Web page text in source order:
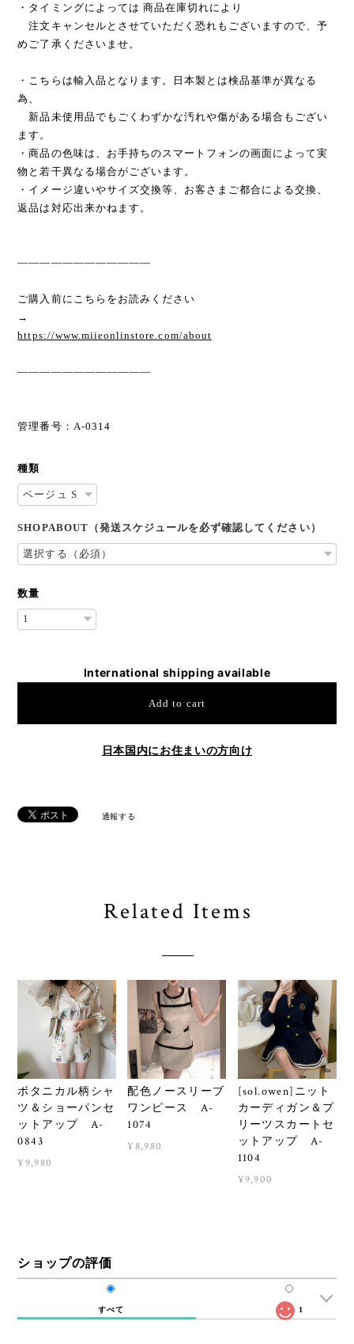
・タイミングによっては 商品在庫切れにより
注文キャンセルとさせていただく恐れもございますので、予
めご了承くださいませ。
・こちらは輸入品となります。日本製とは検品基準が異なる
為、
新品未使用品でもごくわずかな汚れや傷がある場合もござい
ます。
・商品の色味は、お手持ちのスマートフォンの画面によって実
物と若干異なる場合がございます。
・イメージ違いやサイズ交換等、お客さまご都合による交換、
返品は対応出来かねます。
————————————
ご購入前にこちらをお読みください
→
https://www.miieonlinstore.com/about
————————————
管理番号：A-0314
種類
SHOPABOUT（発送スケジュールを必ず確認してください）
数量
International shipping available
Add to cart
日本国内にお住まいの方向け
通報する
Related Items
ボタニカル柄シャ
ツ＆ショーパンセ
ットアップ A-
0843
¥9,980
配色ノースリーブ
ワンピース A-
1074
¥8,980
[sol.owen]ニット
カーディガン＆プ
リーツスカートセ
ットアップ A-
1104
¥9,900
ショップの評価
すべて 1